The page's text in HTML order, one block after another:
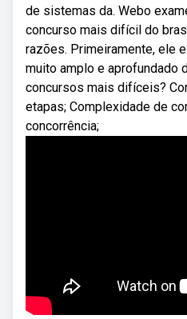
de sistemas da. Webo
concurso mais difícil do
razões. Primeiramente, ele
muito amplo e aprofundado
concursos mais difíceis?
etapas; Complexidade de
concorrência;